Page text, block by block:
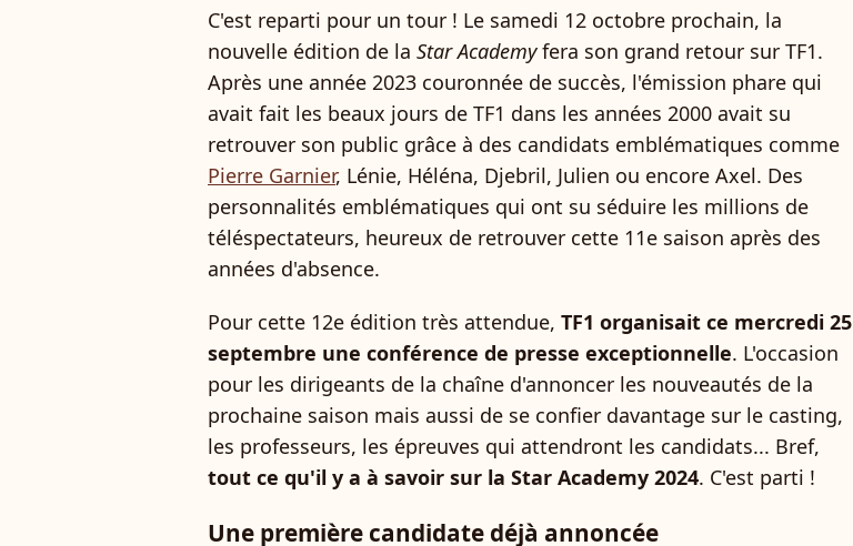
C'est reparti pour un tour ! Le samedi 12 octobre prochain, la
nouvelle édition de la Star Academyfera son grand retour sur TF1.
Après une année 2023 couronnée de succès, l'émission phare qui
avait fait les beaux jours de TF1 dans les années 2000 avait su
retrouver son public grâce à des candidats emblématiques comme
Pierre Garnier, Lénie, Héléna, Djebril, Julien ou encore Axel. Des
personnalités emblématiques qui ont su séduire les millions de
téléspectateurs, heureux de retrouver cette 11e saison après des
années d'absence.
Pour cette 12e édition très attendue, TF1 organisait ce mercredi 25
septembre une conférence de presse exceptionnelle. L'occasion
pour les dirigeants de la chaîne d'annoncer les nouveautés de la
prochaine saison mais aussi de se confier davantage sur le casting,
les professeurs, les épreuves qui attendront les candidats... Bref,
tout ce qu'il y a à savoir sur la Star Academy 2024. C'est parti !
Une première candidate déjà annoncée